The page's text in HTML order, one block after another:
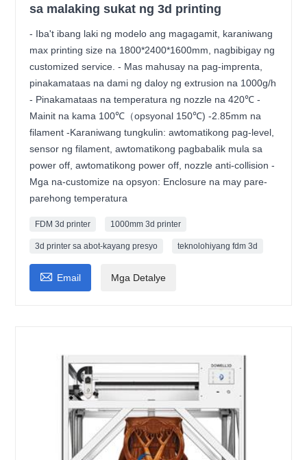
sa malaking sukat ng 3d printing
- Iba't ibang laki ng modelo ang magagamit, karaniwang
max printing size na 1800*2400*1600mm, nagbibigay ng
customized service. - Mas mahusay na pag-imprenta,
pinakamataas na dami ng daloy ng extrusion na 1000g/h
- Pinakamataas na temperatura ng nozzle na 420℃ -
Mainit na kama 100℃（opsyonal 150℃) -2.85mm na
filament -Karaniwang tungkulin: awtomatikong pag-level,
sensor ng filament, awtomatikong pagbabalik mula sa
power off, awtomatikong power off, nozzle anti-collision -
Mga na-customize na opsyon: Enclosure na may pare-
parehong temperatura
FDM 3d printer 1000mm 3d printer
3d printer sa abot-kayang presyo teknolohiyang fdm 3d
 Email Mga Detalye